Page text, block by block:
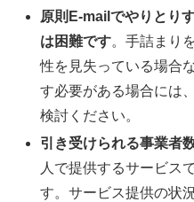
原則E-mailでやりとり
は困難です。手詰まり
性を見失っている場合
す必要がある場合には
検討ください。
引き受けられる事業者
人で提供するサービス
す。サービス提供の状